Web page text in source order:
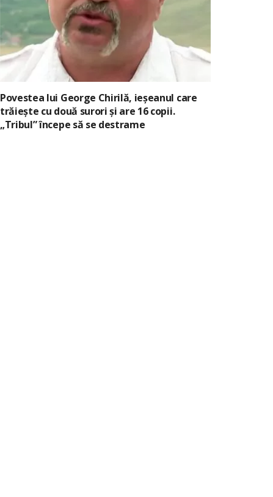
Povestea lui George Chirilă, ieșeanul care
trăiește cu două surori și are 16 copii.
„Tribul” începe să se destrame